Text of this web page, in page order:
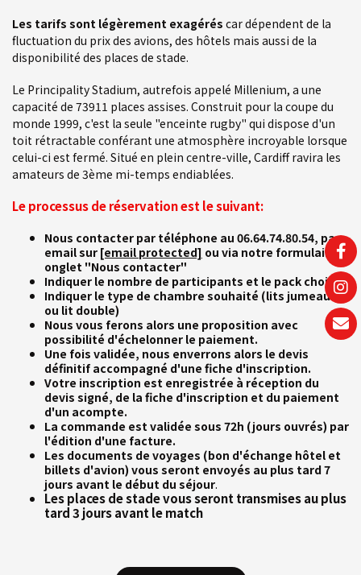
Les tarifs sont légèrement exagérés car dépendent de la
fluctuation du prix des avions, des hôtels mais aussi de la
disponibilité des places de stade.
Le Principality Stadium, autrefois appelé Millenium, a une
capacité de 73911 places assises. Construit pour la coupe du
monde 1999, c'est la seule "enceinte rugby" qui dispose d'un
toit rétractable conférant une atmosphère incroyable lorsque
celui-ci est fermé. Situé en plein centre-ville, Cardiff ravira les
amateurs de 3ème mi-temps endiablées.
Le processus de réservation est le suivant:
Nous contacter par téléphone au 06.64.74.80.54, par
email sur [email protected] ou via notre formulaire
onglet "Nous contacter"
Indiquer le nombre de participants et le pack choisi
Indiquer le type de chambre souhaité (lits jumeaux
ou lit double)
Nous vous ferons alors une proposition avec
possibilité d'échelonner le paiement.
Une fois validée, nous enverrons alors le devis
définitif accompagné d'une fiche d'inscription.
Votre inscription est enregistrée à réception du
devis signé, de la fiche d'inscription et du paiement
d'un acompte.
La commande est validée sous 72h (jours ouvrés) par
l'édition d'une facture.
Les documents de voyages (bon d'échange hôtel et
billets d'avion) vous seront envoyés au plus tard 7
jours avant le début du séjour.
Les places de stade vous seront transmises au plus
tard 3 jours avant le match